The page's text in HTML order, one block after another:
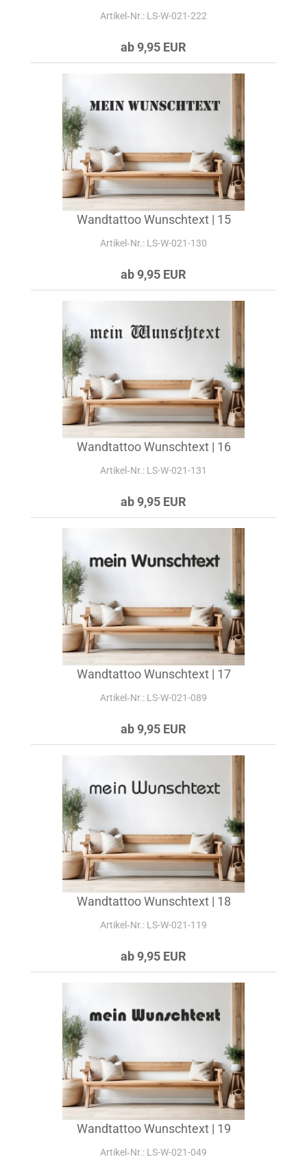
Artikel‑Nr.: LS-W-021-222
ab 9,95 EUR
Wandtattoo Wunschtext | 15
Artikel‑Nr.: LS-W-021-130
ab 9,95 EUR
Wandtattoo Wunschtext | 16
Artikel‑Nr.: LS-W-021-131
ab 9,95 EUR
Wandtattoo Wunschtext | 17
Artikel‑Nr.: LS-W-021-089
ab 9,95 EUR
Wandtattoo Wunschtext | 18
Artikel‑Nr.: LS-W-021-119
ab 9,95 EUR
Wandtattoo Wunschtext | 19
Artikel‑Nr.: LS-W-021-049